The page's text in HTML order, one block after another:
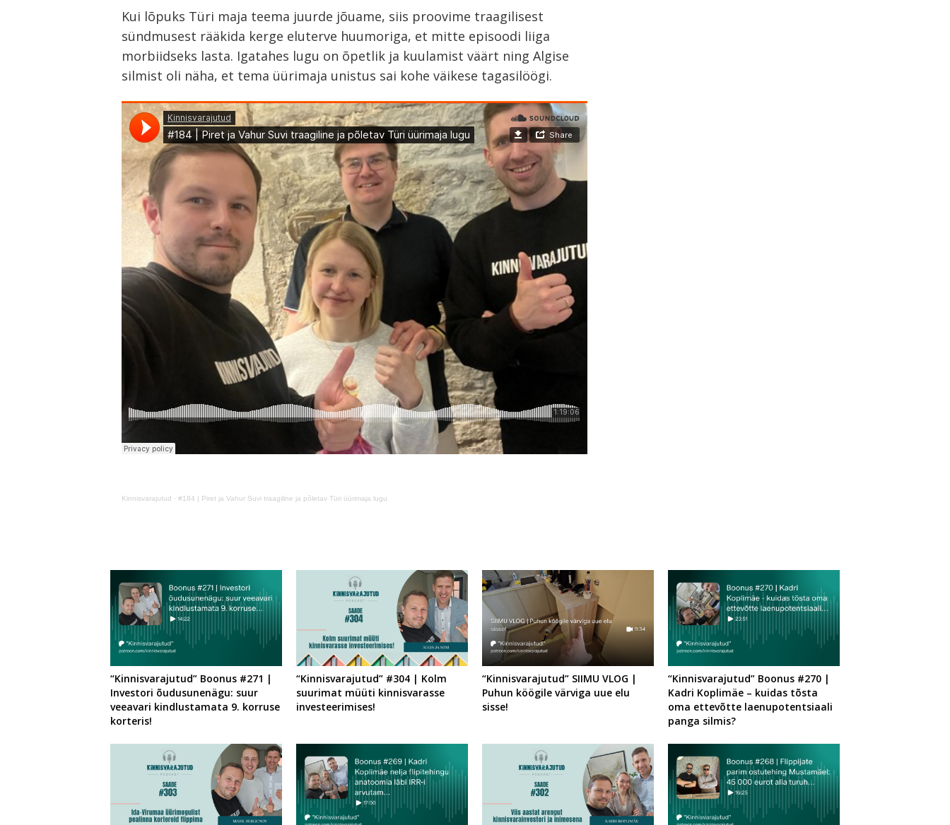
Kui lõpuks Türi maja teema juurde jõuame, siis proovime traagilisest
sündmusest rääkida kerge eluterve huumoriga, et mitte episoodi liiga
morbiidseks lasta. Igatahes lugu on õpetlik ja kuulamist väärt ning Algise
silmist oli näha, et tema üürimaja unistus sai kohe väikese tagasilöögi.
Kinnisvarajutud · #184 | Piret ja Vahur Suvi traagiline ja põletav Türi üürimaja lugu
“Kinnisvarajutud” Boonus #271 |
Investori õudusunenägu: suur
veeavari kindlustamata 9. korruse
korteris!
“Kinnisvarajutud” #304 | Kolm
suurimat müüti kinnisvarasse
investeerimises!
“Kinnisvarajutud” SIIMU VLOG |
Puhun köögile värviga uue elu
sisse!
“Kinnisvarajutud” Boonus #270 |
Kadri Koplimäe – kuidas tõsta
oma ettevõtte laenupotentsiaali
panga silmis?